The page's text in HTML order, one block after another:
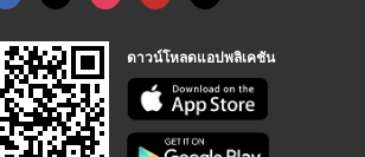
ดาวน์โหลดแอปพลิเคชัน